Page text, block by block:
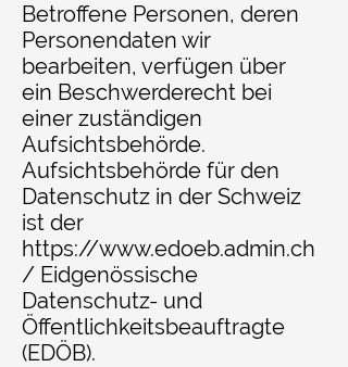
Betroffene Personen, deren
Personendaten wir
bearbeiten, verfügen über
ein Beschwerderecht bei
einer zuständigen
Aufsichtsbehörde.
Aufsichtsbehörde für den
Datenschutz in der Schweiz
ist der
https://www.edoeb.admin.ch
/ Eidgenössische
Datenschutz- und
Öffentlichkeitsbeauftragte
(EDÖB).